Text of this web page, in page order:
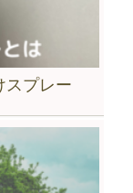
スプレー